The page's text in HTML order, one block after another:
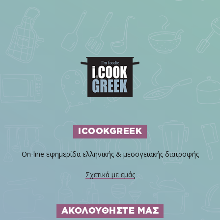
ICOOKGREEK
On-line εφημερίδα ελληνικής & μεσογειακής διατροφής
Σχετικά με εμάς
ΑΚΟΛΟΥΘΗΣΤΕ ΜΑΣ